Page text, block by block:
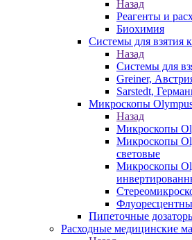
Назад
Реагенты и
Биохимия
Системы для взятия
Назад
Системы для
Greiner,
Sarstedt,
Микроскопы
Назад
Микроскопы
Микроскопы
световые
Микроскопы
Пипеточные
Расходные медицинские